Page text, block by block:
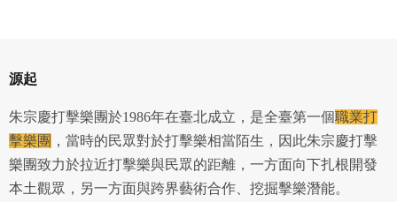
源起
朱宗慶打擊樂團於1986年在臺北成立，是全臺第一個職業打
擊樂團 ，當時的民眾對於打擊樂相當陌生，因此朱宗慶打擊
樂團致力於拉近打擊樂與民眾的距離，一方面向下扎根開發
本土觀眾，另一方面與跨界藝術合作、挖掘擊樂潛能。